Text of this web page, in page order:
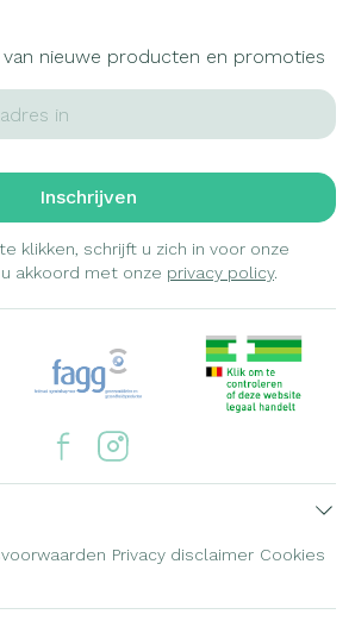
nieuwe producten en promoties
Inschrijven
klikken, schrijft u zich in voor onze
akkoord met onze privacy policy.
Privacy disclaimer Cookies